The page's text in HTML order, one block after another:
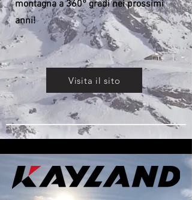
Visita il sito
montagna a 360° gradi nei prossimi
anni!